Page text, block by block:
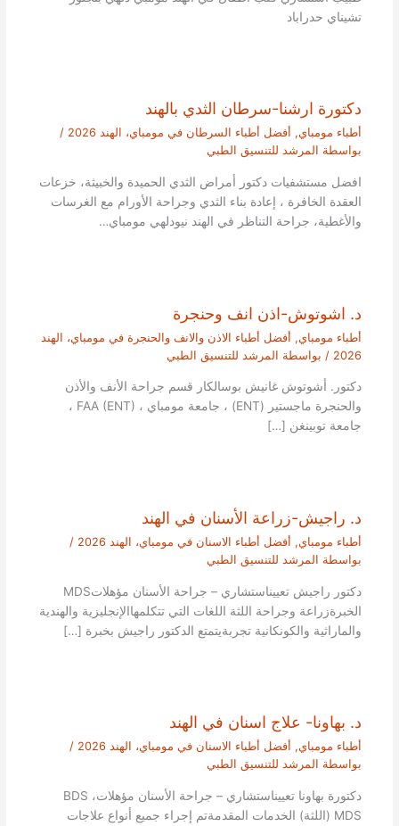
تشيناي حدراباد
دكتورة ارشنا-سرطان الثدي بالهند
أطباء مومباي, أفضل أطباء السرطان في مومباي، الهند 2026
/
بواسطة المرشد للتنسيق الطبي
افضل مستشفيات دكتور أمراض الثدي الحميدة والخبيثة، خزعات
العقدة الخافرة ، إعادة بناء الثدي وجراحة الأورام مع الغرسات
والأغطية، جراحة التناظر في الهند نيودلهي مومباي…
د. اشوتوش-اذن انف وحنجرة
أطباء مومباي, أفضل أطباء الاذن والانف والحنجرة في مومباي، الهند
2026 / بواسطة المرشد للتنسيق الطبي
دكتور. أشوتوش غانيش بوسالكار قسم جراحة الأنف والأذن
والحنجرة ماجستير (ENT) ، جامعة مومباي ، FAA (ENT) ،
جامعة توبينغن […]
د. راجيش-زراعة الأسنان في الهند
أطباء مومباي, أفضل أطباء الاسنان في مومباي، الهند 2026
/
بواسطة المرشد للتنسيق الطبي
دكتور راجيش تعييناستشاري – جراحة الأسنان مؤهلاتMDS
الخبرةزراعة وجراحة اللثة اللغات التي تتكلمهاالإنجليزية والهندية
والماراثية والكونكانية تجربةيتمتع الدكتور راجيش بخبرة […]
د. بهاونا- علاج اسنان في الهند
أطباء مومباي, أفضل أطباء الاسنان في مومباي، الهند 2026
/
بواسطة المرشد للتنسيق الطبي
دكتورة بهاونا تعييناستشاري – جراحة الأسنان مؤهلاتBDS ،
MDS (اللثة) الخدمات المقدمةتم إجراء جميع أنواع علاجات